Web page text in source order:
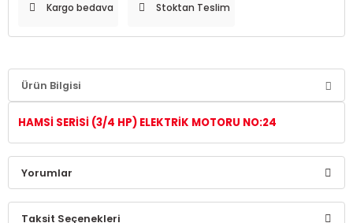
Kargo bedava Stoktan Teslim
Ürün Bilgisi
HAMSİ SERİSİ (3/4 HP) ELEKTRİK MOTORU NO:24
Yorumlar
Taksit Seçenekleri